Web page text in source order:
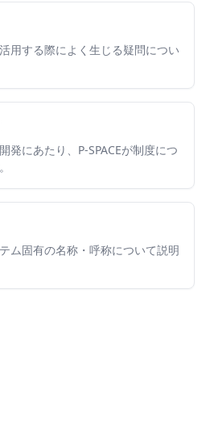
用する際によく生じる疑問につい
発にあたり、P-SPACEが制度につ
ム固有の名称・呼称について説明